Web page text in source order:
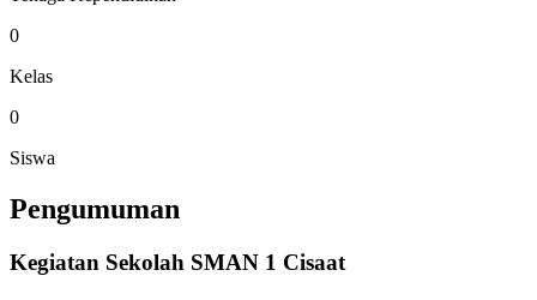
0
Kelas
0
Siswa
Pengumuman
Kegiatan Sekolah SMAN 1 Cisaat